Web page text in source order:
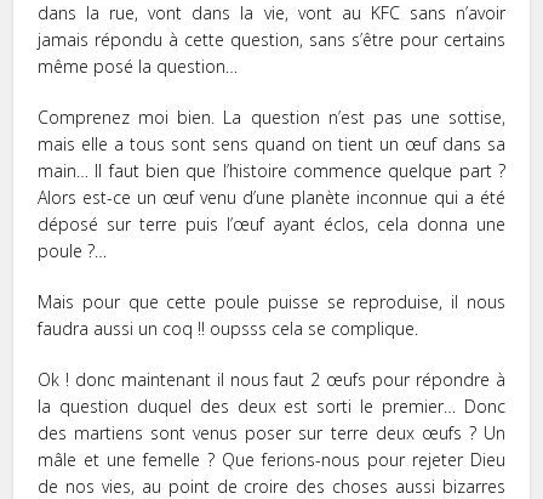
dans la rue, vont dans la vie, vont au KFC sans n’avoir
jamais répondu à cette question, sans s’être pour certains
même posé la question…
Comprenez moi bien. La question n’est pas une sottise,
mais elle a tous sont sens quand on tient un œuf dans sa
main… Il faut bien que l’histoire commence quelque part ?
Alors est-ce un œuf venu d’une planète inconnue qui a été
déposé sur terre puis l’œuf ayant éclos, cela donna une
poule ?…
Mais pour que cette poule puisse se reproduise, il nous
faudra aussi un coq !! oupsss cela se complique.
Ok ! donc maintenant il nous faut 2 œufs pour répondre à
la question duquel des deux est sorti le premier… Donc
des martiens sont venus poser sur terre deux œufs ? Un
mâle et une femelle ? Que ferions-nous pour rejeter Dieu
de nos vies, au point de croire des choses aussi bizarres